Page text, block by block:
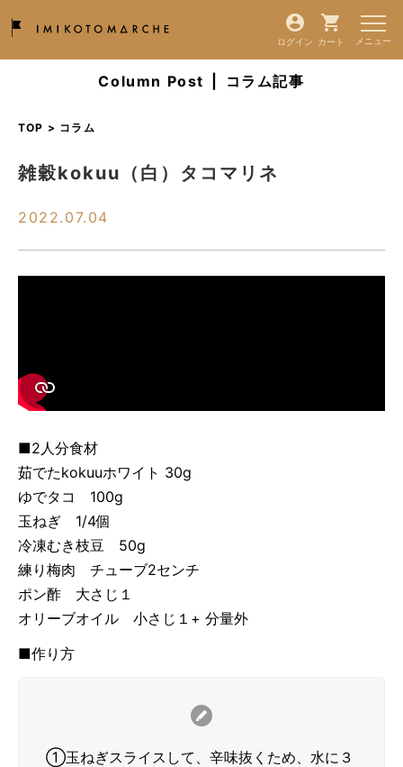
ログイン カート
Column Post コラム記事
TOP > コラム
雑穀kokuu（白）タコマリネ
2022.07.04
■2人分食材
茹でたkokuuホワイト 30g
ゆでタコ 100g
玉ねぎ 1/4個
冷凍むき枝豆 50g
練り梅肉 チューブ2センチ
ポン酢 大さじ１
オリーブオイル 小さじ１+ 分量外
■作り方
①玉ねぎスライスして、辛味抜くため、水に３